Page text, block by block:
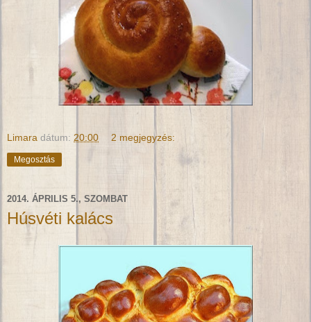
Limara dátum: 20:00 2 megjegyzés:
Megosztás
2014. ÁPRILIS 5., SZOMBAT
Húsvéti kalács